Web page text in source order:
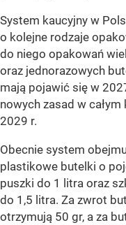
System kaucyjny w
o kolejne rodzaje
do niego opakowań
oraz jednorazowych
mają pojawić się w
nowych zasad w
2029 r.
Obecnie system
plastikowe butelki o
puszki do 1 litra oraz
do 1,5 litra. Za zwrot
otrzymują 50 gr, a za